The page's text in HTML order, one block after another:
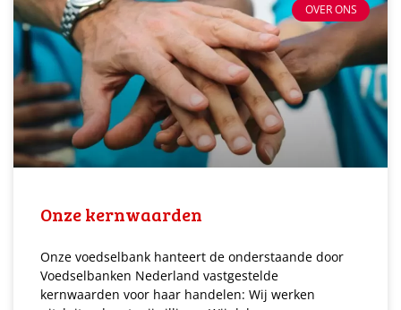
OVER ONS
Onze kernwaarden
Onze voedselbank hanteert de onderstaande door
Voedselbanken Nederland vastgestelde
kernwaarden voor haar handelen: Wij werken